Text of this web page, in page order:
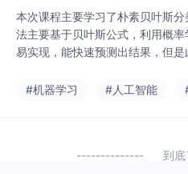
巨大的影响，k的取值过
大会出现欠拟合，k的取
值过小会出现过拟合。
并且通过此次实验，也
致的概念，明白机器学
本次课程主要学习了朴素贝叶斯
法主要基于贝叶斯公式，利用概
易实现，能快速预测出结果，但
类的结果可能会因此而受到影响。
#机器学习 #人工智能
到底